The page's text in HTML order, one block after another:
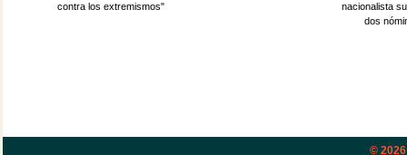
contra los extremismos"
nacionalista
dos
©